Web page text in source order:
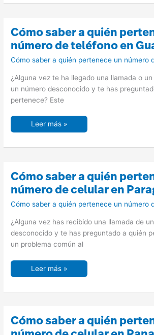
Cómo saber a quién
número de teléfono en
Cómo saber a quién pertenece un número
¿Alguna vez te ha llegado una llamada o
un número desconocido y te has
pertenece? Este
Cómo
saber
a
quién
pertenece
un
de
teléfono
en
Leer más »
Cómo saber a quién
número de celular en
Cómo saber a quién pertenece un número
¿Alguna vez has recibido una llamada de
desconocido y te has preguntado a quién
un problema común al
Cómo
saber
a
quién
pertenece
un
de
celular
en
Paraguay
Leer más »
Cómo saber a quién
Cómo
saber
a